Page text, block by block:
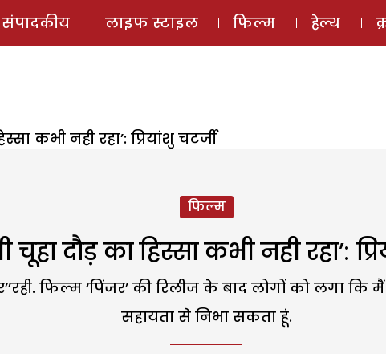
ई-मैगज़ीन
संपादकीय लाइफ स्टाइल फिल्म हेल्थ
कभी नही रहा’: प्रियांशु चटर्जी
फिल्म
चूहा दौड़ का हिस्सा कभी नही रहा’:
फिल्म ‘पिंजर’ की रिलीज के बाद लोगों को लगा
सहायता से निभा सकता हूं.